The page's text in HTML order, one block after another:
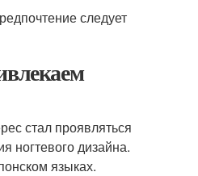
следует
стал проявляться
ногтевого дизайна.
языках.